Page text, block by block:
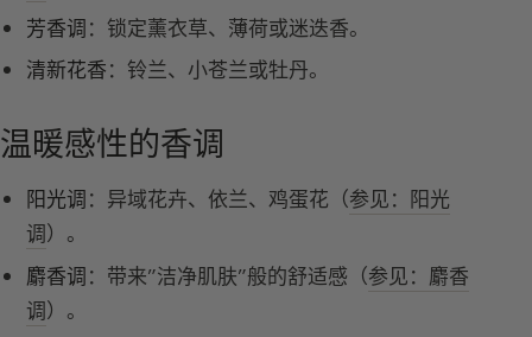
芳香调：锁定薰衣草、薄荷或迷迭香。
清新花香：铃兰、小苍兰或牡丹。
温暖感性的香调
阳光调 ：异域花卉、依兰、鸡蛋花（参见：阳光
调）。
麝香调：带来”洁净肌肤”般的舒适感（参见：麝香
调）。